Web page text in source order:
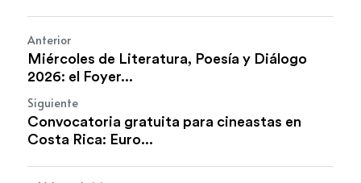
Anterior
Miércoles de Literatura, Poesía y Diálogo
2026: el Foyer...
Siguiente
Convocatoria gratuita para cineastas en
Costa Rica: Euro...